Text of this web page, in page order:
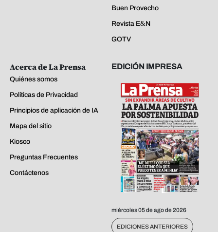
Buen Provecho
Revista E&N
GOTV
Acerca de La Prensa
Quiénes somos
Políticas de Privacidad
Principios de aplicación de IA
Mapa del sitio
Kiosco
Preguntas Frecuentes
Contáctenos
EDICIÓN IMPRESA
miércoles 05 de ago de 2026
EDICIONES ANTERIORES